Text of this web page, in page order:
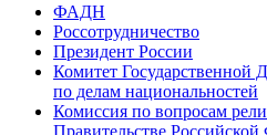
ФАДН
Россотрудничество
Президент России
Комитет Государственной
по делам национальностей
Комиссия по вопросам
Правительстве